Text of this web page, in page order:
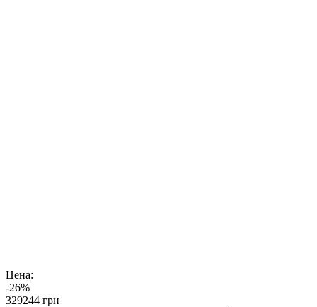
Цена:
-26%
329244 грн